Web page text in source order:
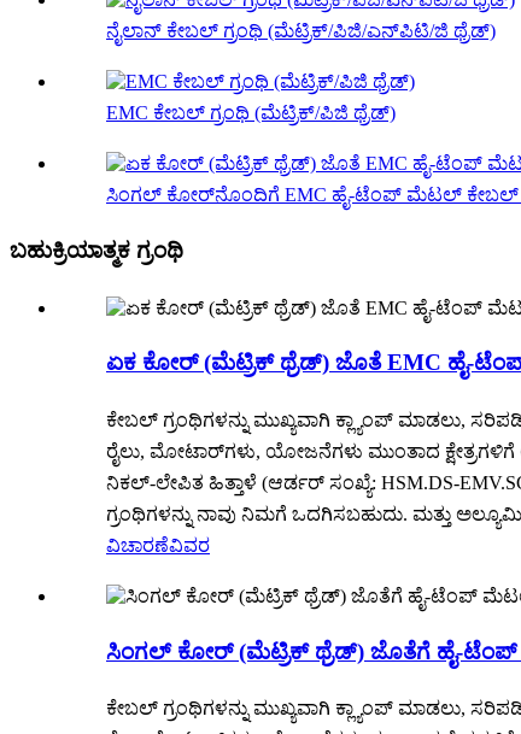
ನೈಲಾನ್ ಕೇಬಲ್ ಗ್ರಂಥಿ (ಮೆಟ್ರಿಕ್/ಪಿಜಿ/ಎನ್‌ಪಿಟಿ/ಜಿ ಥ್ರೆಡ್)
EMC ಕೇಬಲ್ ಗ್ರಂಥಿ (ಮೆಟ್ರಿಕ್/ಪಿಜಿ ಥ್ರೆಡ್)
ಸಿಂಗಲ್ ಕೋರ್‌ನೊಂದಿಗೆ EMC ಹೈ-ಟೆಂಪ್ ಮೆಟಲ್ ಕೇಬಲ್
ಬಹುಕ್ರಿಯಾತ್ಮಕ ಗ್ರಂಥಿ
ಏಕ ಕೋರ್ (ಮೆಟ್ರಿಕ್ ಥ್ರೆಡ್) ಜೊತೆ EMC ಹೈ-
ಕೇಬಲ್ ಗ್ರಂಥಿಗಳನ್ನು ಮುಖ್ಯವಾಗಿ ಕ್ಲ್ಯಾಂಪ್ ಮಾಡಲು,
ರೈಲು, ಮೋಟಾರ್‌ಗಳು, ಯೋಜನೆಗಳು ಮುಂತಾದ ಕ್ಷೇತ್ರಗಳಿಗೆ
ನಿಕಲ್-ಲೇಪಿತ ಹಿತ್ತಾಳೆ (ಆರ್ಡರ್ ಸಂಖ್ಯೆ: HSM.DS-
ಗ್ರಂಥಿಗಳನ್ನು ನಾವು ನಿಮಗೆ ಒದಗಿಸಬಹುದು. ಮತ್ತು
ವಿಚಾರಣೆವಿವರ
ಸಿಂಗಲ್ ಕೋರ್ (ಮೆಟ್ರಿಕ್ ಥ್ರೆಡ್) ಜೊತೆಗೆ ಹೈ-
ಕೇಬಲ್ ಗ್ರಂಥಿಗಳನ್ನು ಮುಖ್ಯವಾಗಿ ಕ್ಲ್ಯಾಂಪ್ ಮಾಡಲು,